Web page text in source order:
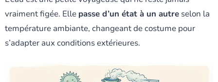
vraiment figée. Elle passe d’un état à un autre selon la
température ambiante, changeant de costume pour
s’adapter aux conditions extérieures.